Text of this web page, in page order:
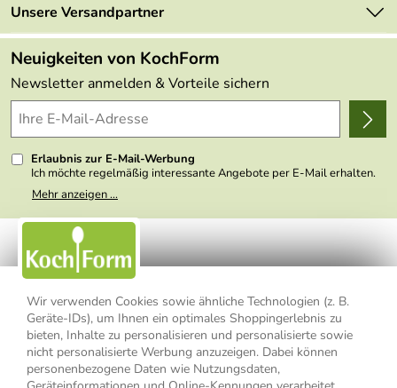
Wir verwenden Cookies sowie ähnliche Technologien (z. B.
Geräte-IDs), um Ihnen ein optimales Shoppingerlebnis zu
bieten, Inhalte zu personalisieren und personalisierte sowie
nicht personalisierte Werbung anzuzeigen. Dabei können
personenbezogene Daten wie Nutzungsdaten,
Retourenportal
FAQs
Lieferbedingungen
Delivery Terms
Kundenlogin
Angebote
Made in Germany
Themen
Wir über uns
Presse
Unsere Versandpartner
Neuigkeiten von KochForm
Newsletter anmelden & Vorteile sichern
Erlaubnis zur E-Mail-Werbung
Ich möchte regelmäßig interessante Angebote per E-Mail erhalten.
Meine E-Mail-Adresse wird nicht an andere Unternehmen
weitergegeben. Zu statistischen Zwecken wird in anonymer Form
nicht erkennbar, welche konkrete Person geklickt hat. Diese
Einwilligung zur Nutzung meiner E-Mail- Adresse für Werbezwecke
kann ich jederzeit mit Wirkung für die Zukunft widerrufen, indem ich
den Link "Abmelden" am Ende des Newsletters anklicke oder die
Option Newsletter im Mitgliederbereich deaktiviere. Die
Datenschutzerklärung
habe ich zur Kenntnis genommen.
Mehr anzeigen ...
Impressum Datenschutzerklärung
AGB
Widerrufsbelehrung
Widerrufsformular